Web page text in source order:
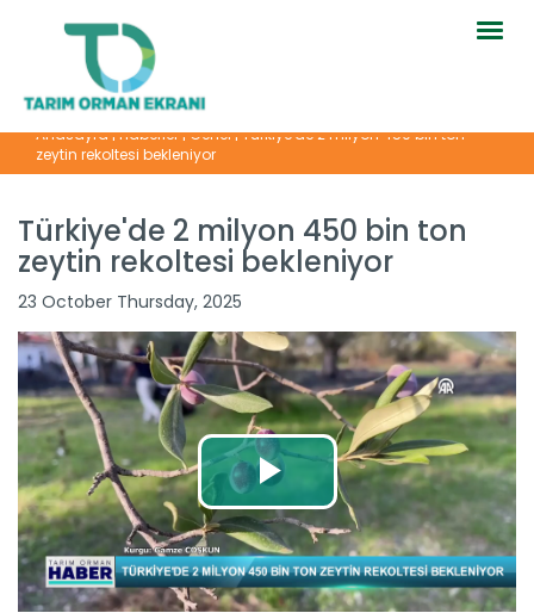
Anasayfa|Haberler|Genel|Türkiye'de 2 milyon 450 bin ton
zeytin rekoltesi bekleniyor
Türkiye'de 2 milyon 450 bin ton
zeytin rekoltesi bekleniyor
23 October Thursday, 2025